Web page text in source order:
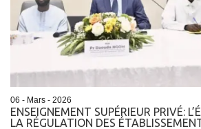
06 - Mars - 2026
ENSEIGNEMENT SUPÉRIEUR PRIVÉ:
LA RÉGULATION DES